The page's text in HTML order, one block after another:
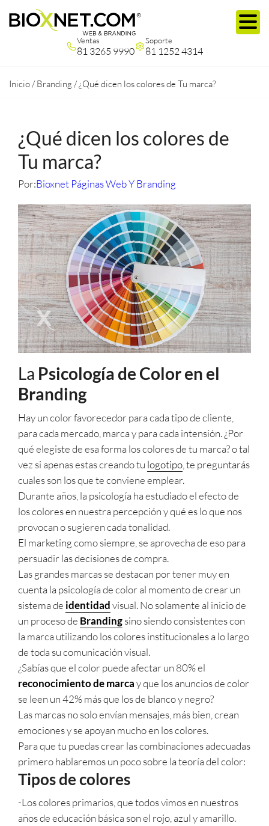
Ventas
81 3265 9990
Soporte
81 1252 4314
Inicio /Branding /¿Qué dicen los colores de Tu marca?
¿Qué dicen los colores de
Tu marca?
Por:Bioxnet Páginas Web Y Branding
La Psicología de Color en el
Branding
Hay un color favorecedor para cada tipo de cliente,
para cada mercado, marca y para cada intensión. ¿Por
qué elegiste de esa forma los colores de tu marca? o tal
vez si apenas estas creando tu logotipo , te preguntarás
cuales son los que te conviene emplear.
Durante años, la psicología ha estudiado el efecto de
los colores en nuestra percepción y qué es lo que nos
provocan o sugieren cada tonalidad.
El marketing como siempre, se aprovecha de eso para
persuadir las decisiones de compra.
Las grandes marcas se destacan por tener muy en
cuenta la psicología de color al momento de crear un
sistema de identidadvisual. No solamente al inicio de
un proceso de Brandingsino siendo consistentes con
la marca utilizando los colores institucionales a lo largo
de toda su comunicación visual.
¿Sabías que el color puede afectar un 80% el
reconocimiento de marcay que los anuncios de color
se leen un 42% más que los de blanco y negro?
Las marcas no solo envían mensajes, más bien, crean
emociones y se apoyan mucho en los colores.
Para que tu puedas crear las combinaciones adecuadas
primero hablaremos un poco sobre la teoría del color:
Tipos de colores
-Los colores primarios, que todos vimos en nuestros
años de educación básica son el rojo, azul y amarillo.